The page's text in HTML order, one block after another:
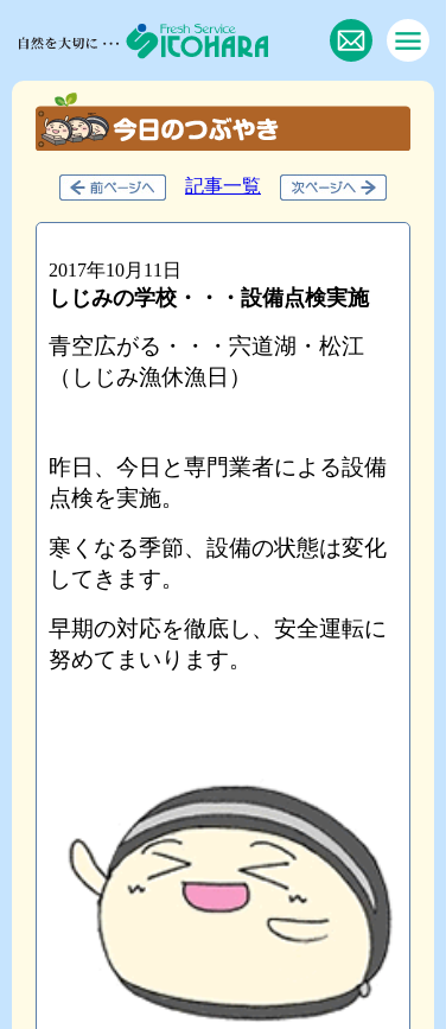
記事一覧
2017年10月11日
しじみの学校・・・設備点検実施
青空広がる・・・宍道湖・松江
（しじみ漁休漁日）
昨日、今日と専門業者による設備
点検を実施。
寒くなる季節、設備の状態は変化
してきます。
早期の対応を徹底し、安全運転に
努めてまいります。